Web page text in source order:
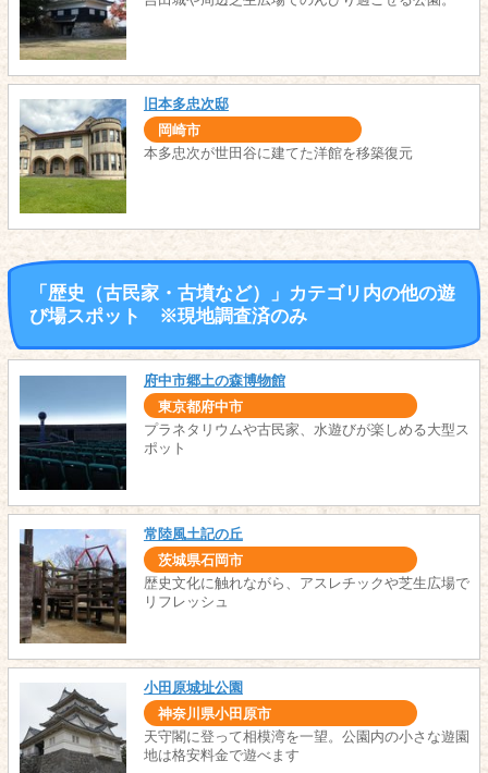
旧本多忠次邸
岡崎市
本多忠次が世田谷に建てた洋館を移築復元
「歴史（古民家・古墳など）」カテゴリ内の他の遊
び場スポット ※現地調査済のみ
府中市郷土の森博物館
東京都府中市
プラネタリウムや古民家、水遊びが楽しめる大型ス
ポット
常陸風土記の丘
茨城県石岡市
歴史文化に触れながら、アスレチックや芝生広場で
リフレッシュ
小田原城址公園
神奈川県小田原市
天守閣に登って相模湾を一望。公園内の小さな遊園
地は格安料金で遊べます